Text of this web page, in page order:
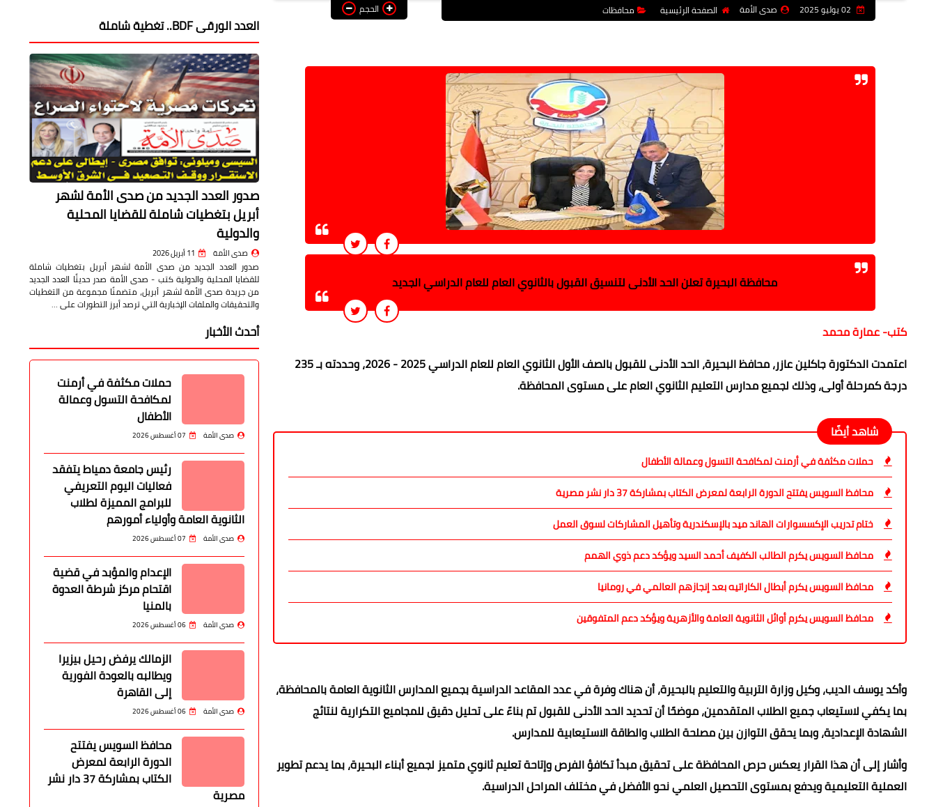
صدى الأمة الصفحة الرئيسية محافظات الحجم
محافظة البحيرة تعلن الحد الأدنى لتنسيق القبول بالثانوي العام للعام الدراسي الجديد
كتب- عمارة محمد
اعتمدت الدكتورة جاكلين عازر، محافظ البحيرة، الحد الأدنى للقبول بالصف الأول الثانوي العام للعام الدراسي 2025 - 2026، وحددته بـ 235
درجة كمرحلة أولى، وذلك لجميع مدارس التعليم الثانوي العام على مستوى المحافظة.
شاهد أيضًا
حملات مكثفة في أرمنت لمكافحة التسول وعمالة الأطفال
محافظ السويس يفتتح الدورة الرابعة لمعرض الكتاب بمشاركة 37 دار نشر مصرية
ختام تدريب الإكسسوارات الهاند ميد بالإسكندرية وتأهيل المشاركات لسوق العمل
محافظ السويس يكرم الطالب الكفيف أحمد السيد ويؤكد دعم ذوي الهمم
محافظ السويس يكرم أبطال الكاراتيه بعد إنجازهم العالمي في رومانيا
محافظ السويس يكرم أوائل الثانوية العامة والأزهرية ويؤكد دعم المتفوقين
وأكد يوسف الديب، وكيل وزارة التربية والتعليم بالبحيرة، أن هناك وفرة في عدد المقاعد الدراسية بجميع المدارس الثانوية العامة بالمحافظة،
بما يكفي لاستيعاب جميع الطلاب المتقدمين، موضحًا أن تحديد الحد الأدنى للقبول تم بناءً على تحليل دقيق للمجاميع التكرارية لنتائج
الشهادة الإعدادية، وبما يحقق التوازن بين مصلحة الطلاب والطاقة الاستيعابية للمدارس.
وأشار إلى أن هذا القرار يعكس حرص المحافظة على تحقيق مبدأ تكافؤ الفرص وإتاحة تعليم ثانوي متميز لجميع أبناء البحيرة، بما يدعم تطوير
العملية التعليمية ويدفع بمستوى التحصيل العلمي نحو الأفضل في مختلف المراحل الدراسية.
العدد الورقى BDF.. تغطية شاملة
صدور العدد الجديد من صدى الأمة لشهر
أبريل بتغطيات شاملة للقضايا المحلية
والدولية
صدى الأمة 11 أبريل 2026
صدور العدد الجديد من صدى الأمة لشهر أبريل بتغطيات شاملة
للقضايا المحلية والدولية كتب - صدى الأمة صدر حديثًا العدد الجديد
من جريدة صدى الأمة لشهر أبريل، متضمنًا مجموعة من التغطيات
والتحقيقات والملفات الإخبارية التي ترصد أبرز التطورات على …
أحدث الأخبار
حملات مكثفة في أرمنت
لمكافحة التسول وعمالة
الأطفال
صدى الأمة 07 أغسطس 2026
رئيس جامعة دمياط يتفقد
فعاليات اليوم التعريفي
للبرامج المميزة لطلاب
الثانوية العامة وأولياء أمورهم
صدى الأمة 07 أغسطس 2026
الإعدام والمؤبد في قضية
اقتحام مركز شرطة العدوة
بالمنيا
صدى الأمة 06 أغسطس 2026
الزمالك يرفض رحيل بيزيرا
ويطالبه بالعودة الفورية
إلى القاهرة
صدى الأمة 06 أغسطس 2026
محافظ السويس يفتتح
الدورة الرابعة لمعرض
الكتاب بمشاركة 37 دار نشر
مصرية